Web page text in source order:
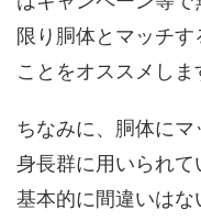
限り胴体とマッチ
ことをオススメしま
ちなみに、胴体に
身長群に用いられ
基本的に間違いはな